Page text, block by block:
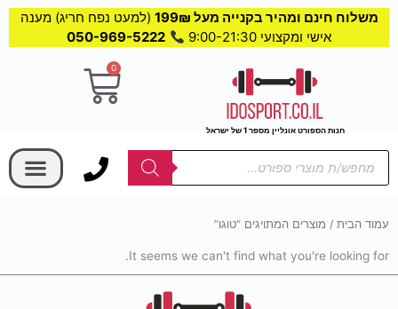
משלוח חינם ומהיר בקנייה מעל 199₪
(למעט נפח חריג) מענה
אישי ומקצועי 9:00-21:30
050-969-5222
חנות הספורט אונליין מספר 1 של ישראל
0
עגלת
Products
search
עמוד הבית / מוצרים המתויגים “טוגו”
It seems we can't find what you're looking for.